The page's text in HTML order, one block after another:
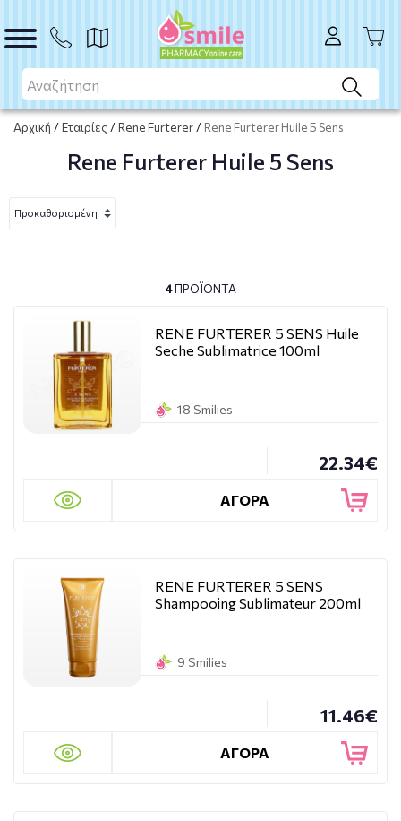
Αρχική /Εταιρίες /Rene Furterer / Rene Furterer Huile 5 Sens
Rene Furterer Huile 5 Sens
4ΠΡΟΪΌΝΤΑ
RENE FURTERER 5 SENS Huile
Seche Sublimatrice 100ml
18 Smilies
22.34€
ΑΓΟΡΑ
RENE FURTERER 5 SENS
Shampooing Sublimateur 200ml
9 Smilies
11.46€
ΑΓΟΡΑ